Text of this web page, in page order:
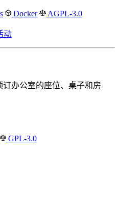
Docker AGPL-3.0
动
订办公室的座位、桌子和房
GPL-3.0